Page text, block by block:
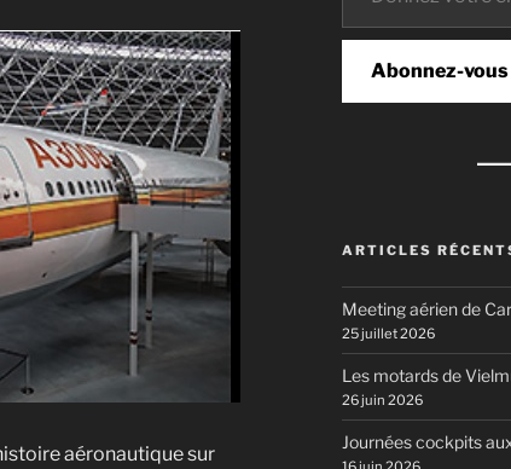
aéronautique sur
Abonnez-vous
ARTICLES
Meeting aérien de
25 juillet 2026
Les motards de
26 juin 2026
Journées cockpits